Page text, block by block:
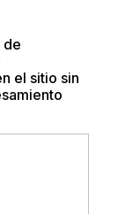
de
el sitio sin